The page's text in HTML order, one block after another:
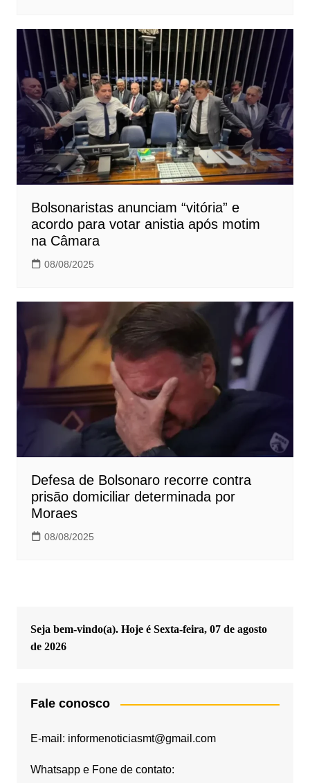
Bolsonaristas anunciam “vitória” e
acordo para votar anistia após motim
na Câmara
08/08/2025
Defesa de Bolsonaro recorre contra
prisão domiciliar determinada por
Moraes
08/08/2025
Seja bem-vindo(a). Hoje é Sexta-feira, 07 de agosto
de 2026
Fale conosco
E-mail: informenoticiasmt@gmail.com
Whatsapp e Fone de contato: